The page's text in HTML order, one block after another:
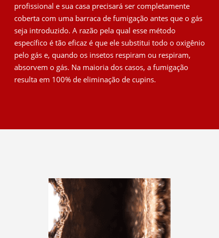
profissional e sua casa precisará ser completamente
coberta com uma barraca de fumigação antes que o gás
seja introduzido. A razão pela qual esse método
específico é tão eficaz é que ele substitui todo o oxigênio
pelo gás e, quando os insetos respiram ou respiram,
absorvem o gás. Na maioria dos casos, a fumigação
resulta em 100% de eliminação de cupins.